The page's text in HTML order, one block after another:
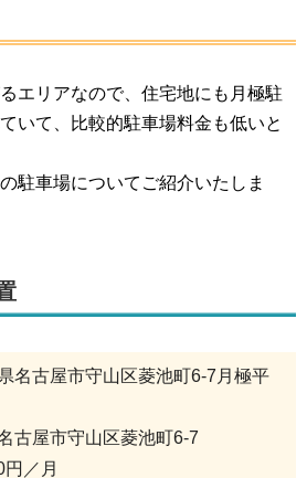
エリアなので、住宅地にも月極駐
いて、比較的駐車場料金も低いと
駐車場についてご紹介いたしま
名古屋市守山区菱池町6-7月極平
古屋市守山区菱池町6-7
／月